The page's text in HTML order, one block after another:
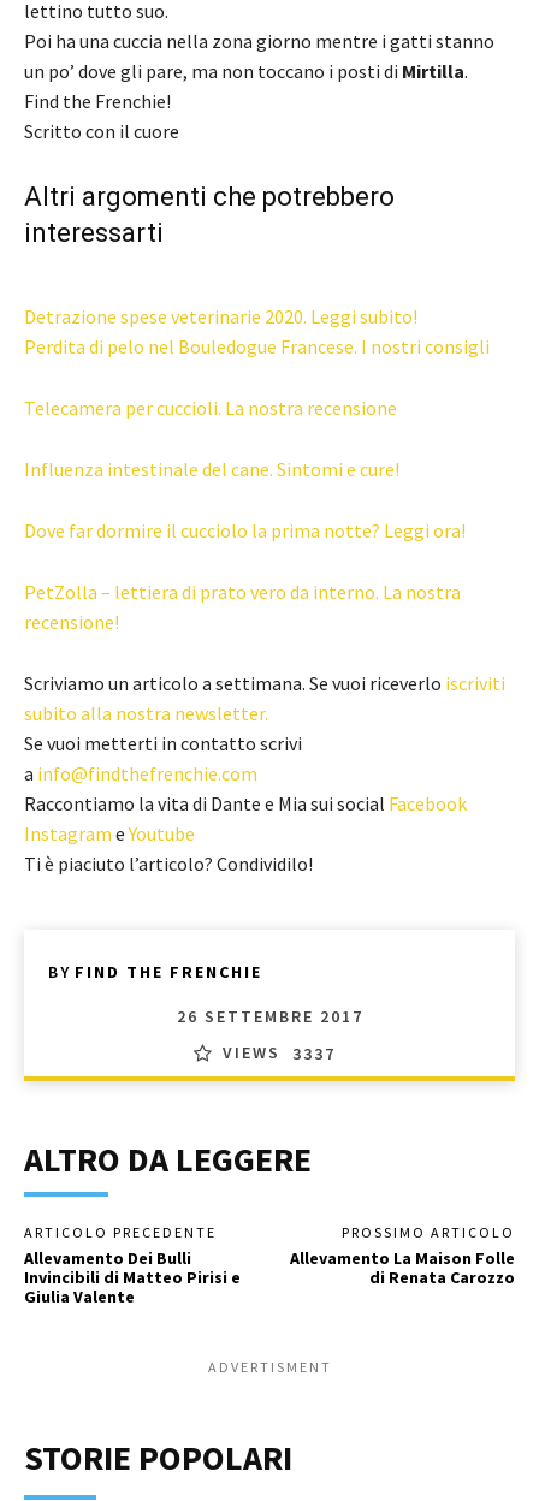
lettino tutto suo.
Poi ha una cuccia nella zona giorno mentre i gatti stanno
un po’ dove gli pare, ma non toccano i posti di Mirtilla.
Find the Frenchie!
Scritto con il cuore
Altri argomenti che potrebbero
interessarti
Detrazione spese veterinarie 2020. Leggi subito!
Perdita di pelo nel Bouledogue Francese. I nostri consigli
Telecamera per cuccioli. La nostra recensione
Influenza intestinale del cane. Sintomi e cure!
Dove far dormire il cucciolo la prima notte? Leggi ora!
PetZolla – lettiera di prato vero da interno. La nostra
recensione!
Scriviamo un articolo a settimana. Se vuoi riceverlo iscriviti
subito alla nostra newsletter.
Se vuoi metterti in contatto scrivi
a info@findthefrenchie.com
Raccontiamo la vita di Dante e Mia sui social Facebook
Instagram eYoutube
Ti è piaciuto l’articolo? Condividilo!
BY FIND THE FRENCHIE
26 SETTEMBRE 2017
VIEWS
3337
ALTRO DA LEGGERE
ARTICOLO PRECEDENTE
Allevamento Dei Bulli
Invincibili di Matteo Pirisi e
Giulia Valente
PROSSIMO ARTICOLO
Allevamento La Maison Folle
di Renata Carozzo
ADVERTISMENT
STORIE POPOLARI